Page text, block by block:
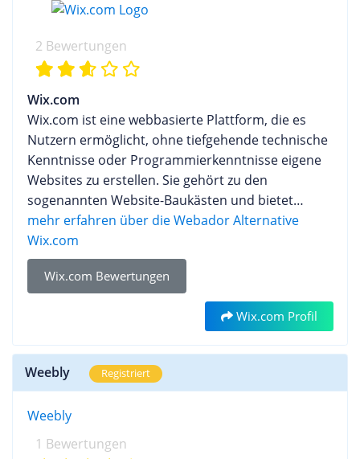
2 Bewertungen
Wix.com
Wix.com ist eine webbasierte Plattform, die es
Nutzern ermöglicht, ohne tiefgehende technische
Kenntnisse oder Programmierkenntnisse eigene
Websites zu erstellen. Sie gehört zu den
sogenannten Website-Baukästen und bietet
zahlreiche Tools und Funktionen, die speziell auf
kleine Unternehmen, Selbstständige und
Privatpersonen zugeschnitten sind. Hinter
Wix.com steht das gleichnamige Unternehmen
Wix.com Ltd. mit Hauptsitz in Tel Aviv, Israel. Die
Plattform wurde von den israelischen
Unternehmern Avishai Abrahami, Nadav
Abrahami und Giora Kaplan ins Leben gerufen.
Die Idee entstand, als die Gründer feststellten, wie
damals war, insbesondere für kleinere
Unternehmen und Privatpersonen. Wix.com hat
mehr erfahren über die Webador Alternative
Wix.com
Wix.com Bewertungen
Wix.com Profil
Weebly Registriert
Weebly
1 Bewertungen